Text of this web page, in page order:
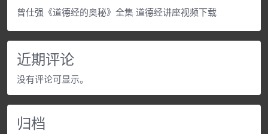
曾仕强《道德经的奥秘》全集 道德经讲座视频下载
近期评论
没有评论可显示。
归档